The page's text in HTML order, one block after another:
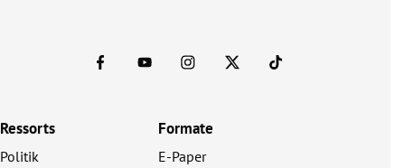
Ressorts
Politik
Formate
E-Paper